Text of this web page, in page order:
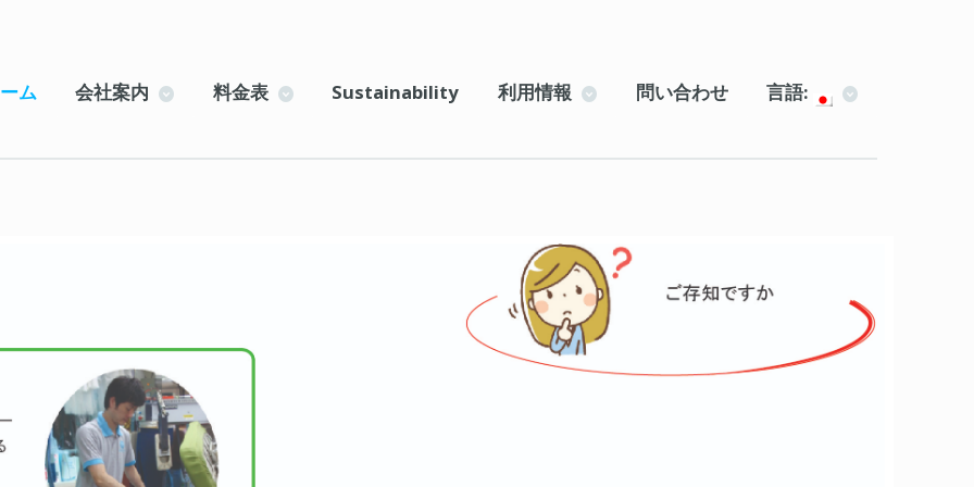
ム 会社案内 料金表 Sustainability 利用情報 問い合わせ 言語: